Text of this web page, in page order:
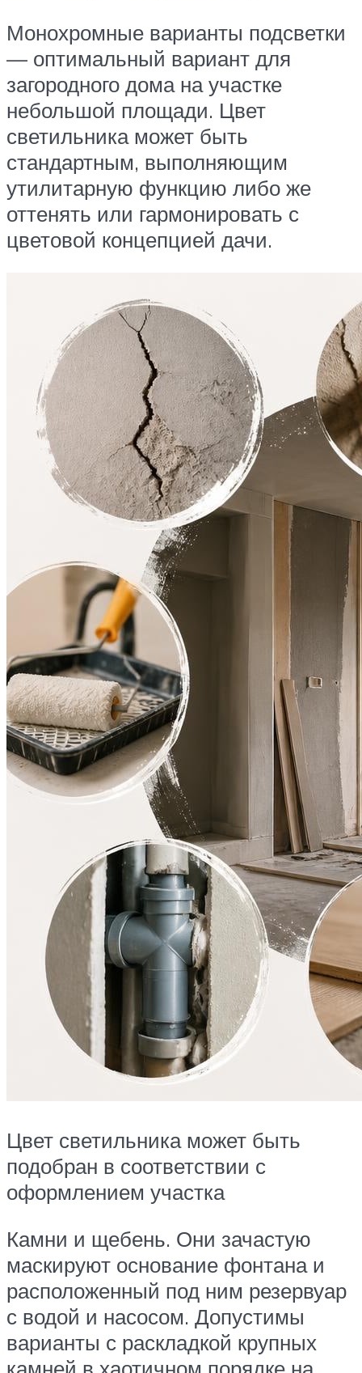
Монохромные варианты подсветки
— оптимальный вариант для
загородного дома на участке
небольшой площади. Цвет
светильника может быть
стандартным, выполняющим
утилитарную функцию либо же
оттенять или гармонировать с
цветовой концепцией дачи.
Цвет светильника может быть
подобран в соответствии с
оформлением участка
Камни и щебень. Они зачастую
маскируют основание фонтана и
расположенный под ним резервуар
с водой и насосом. Допустимы
варианты с раскладкой крупных
камней в хаотичном порядке на